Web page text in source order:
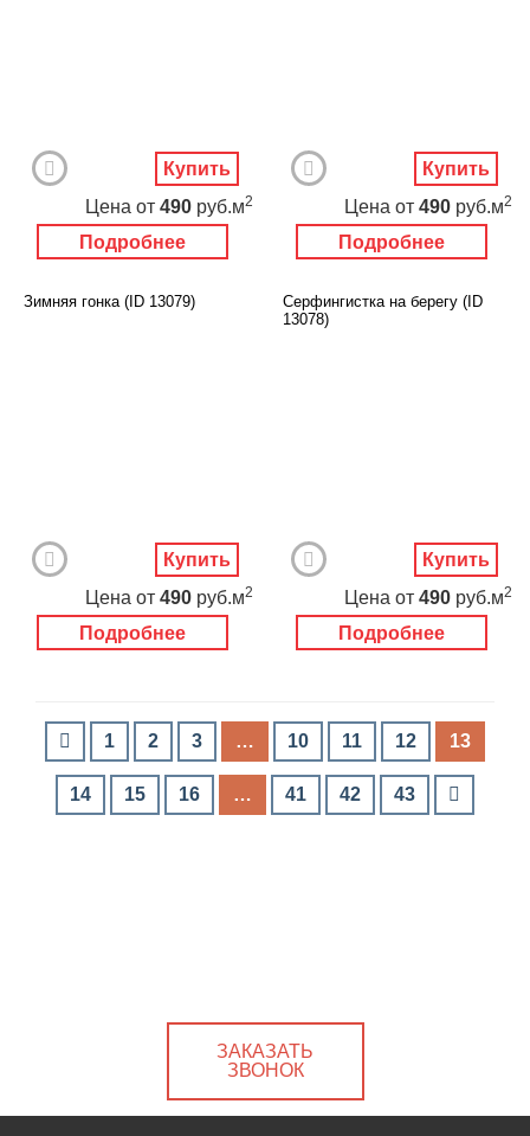
Подробнее
Цена от 490 руб.м2
Купить
Подробнее
Цена от 490 руб.м2
Купить
Зимняя гонка (ID 13079)
Подробнее
Цена от 490 руб.м2
Купить
Серфингистка на берегу (ID
13078)
Подробнее
Цена от 490 руб.м2
Купить
1 2 3 … 10 11 12 13
14 15 16 … 41 42 43
ЗАКАЗАТЬ
ЗВОНОК